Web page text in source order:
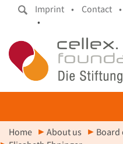
Imprint • Contact •
•
Home About us
Board